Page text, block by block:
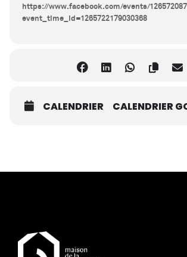
https://www.facebook.com/events/
event_time_id=1265722179030368
CALENDRIER CALENDRIER